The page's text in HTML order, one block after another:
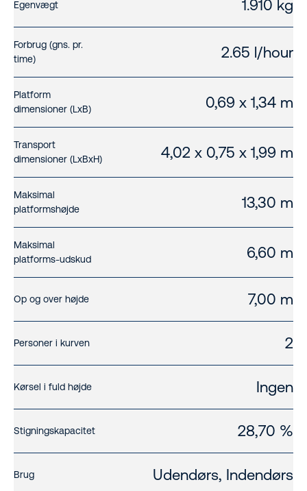
Egenvægt 1.910 kg
Forbrug (gns. pr.
time)
2.65 l/hour
Platform
dimensioner (LxB)
0,69 x 1,34 m
Transport
dimensioner (LxBxH)
4,02 x 0,75 x 1,99 m
Maksimal
platformshøjde
13,30 m
Maksimal
platforms-udskud
6,60 m
Op og over højde 7,00 m
Personer i kurven 2
Kørsel i fuld højde Ingen
Stigningskapacitet 28,70 %
Brug Udendørs, Indendørs